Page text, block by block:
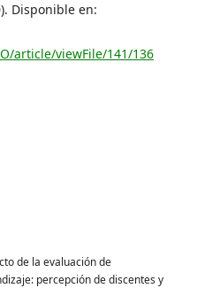
Disponible en:
article/viewFile/141/136
de la evaluación de
percepción de discentes y